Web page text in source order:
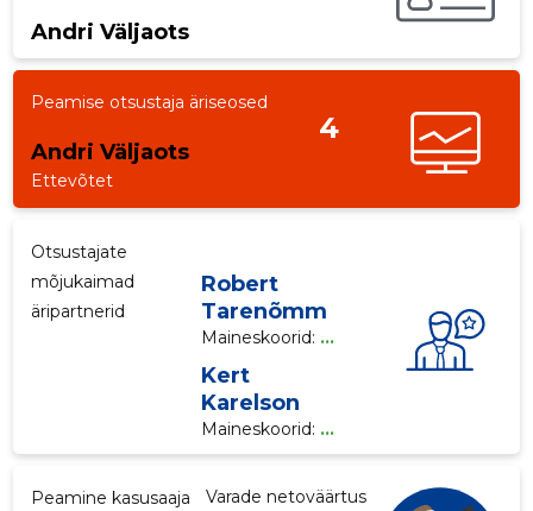
Andri Väljaots
Peamise otsustaja äriseosed
Andri Väljaots
4
Ettevõtet
Otsustajate
mõjukaimad
äripartnerid
Robert
Tarenõmm
Maineskoorid: ...
Kert
Karelson
Maineskoorid: ...
Peamine kasusaaja Varade netoväärtus